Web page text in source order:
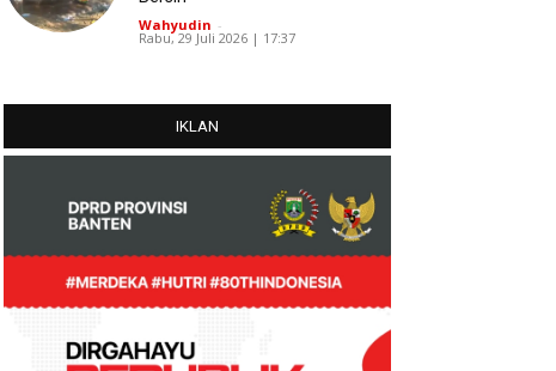
Wahyudin -
Rabu, 29 Juli 2026 | 17:37
IKLAN